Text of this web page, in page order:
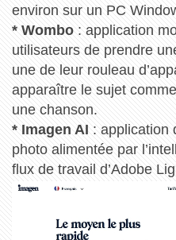
environ sur un PC
* Wombo: application
utilisateurs de prendre
une de leur rouleau
apparaître le sujet
une chanson.
* Imagen AI : application
photo alimentée par
flux de travail d’Adobe